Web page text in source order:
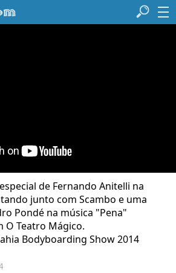
de Fernando Anitelli na
junto com Scambo e uma
Pondé na música "Pena"
O Teatro Mágico.
Bodyboarding Show 2014